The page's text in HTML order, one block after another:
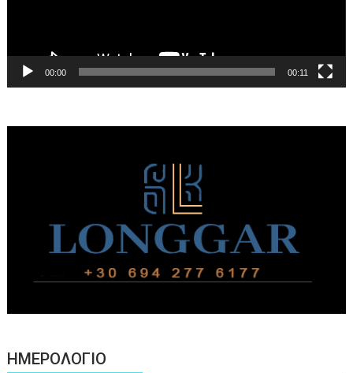
00:00 00:11
ΗΜΕΡΟΛΟΓΙΟ